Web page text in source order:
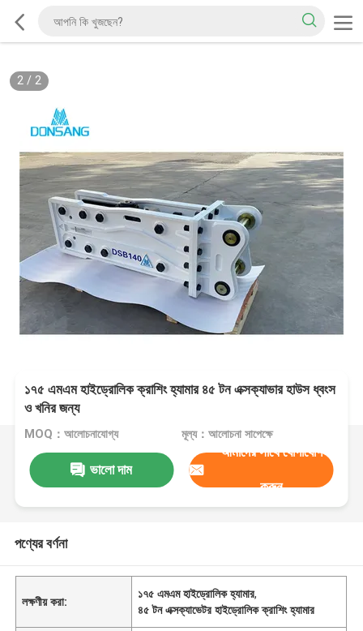
2/ 2
১৭৫ এমএম হাইড্রোলিক ক্রাশিং হ্যামার ৪৫ টন এক্সক্যাভার হাউস ধ্বংস
ও খনির জন্য
MOQ：আলোচনাযোগ্য মূল্য：আলোচনা সাপেক্ষে
ভালো দাম
আমাদের সাথে যোগাযোগ
করুন
পণ্যের বর্ণনা
লক্ষণীয় করা:
১৭৫ এমএম হাইড্রোলিক হ্যামার,
৪৫ টন এক্সক্যাভেটর হাইড্রোলিক ক্রাশিং হ্যামার